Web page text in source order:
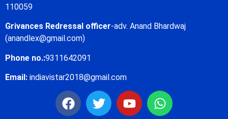
110059
Grivances Redressal officer-adv. Anand Bhardwaj
(anandlex@gmail.com)
Phone no.:9311642091
Email: indiavistar2018@gmail.com